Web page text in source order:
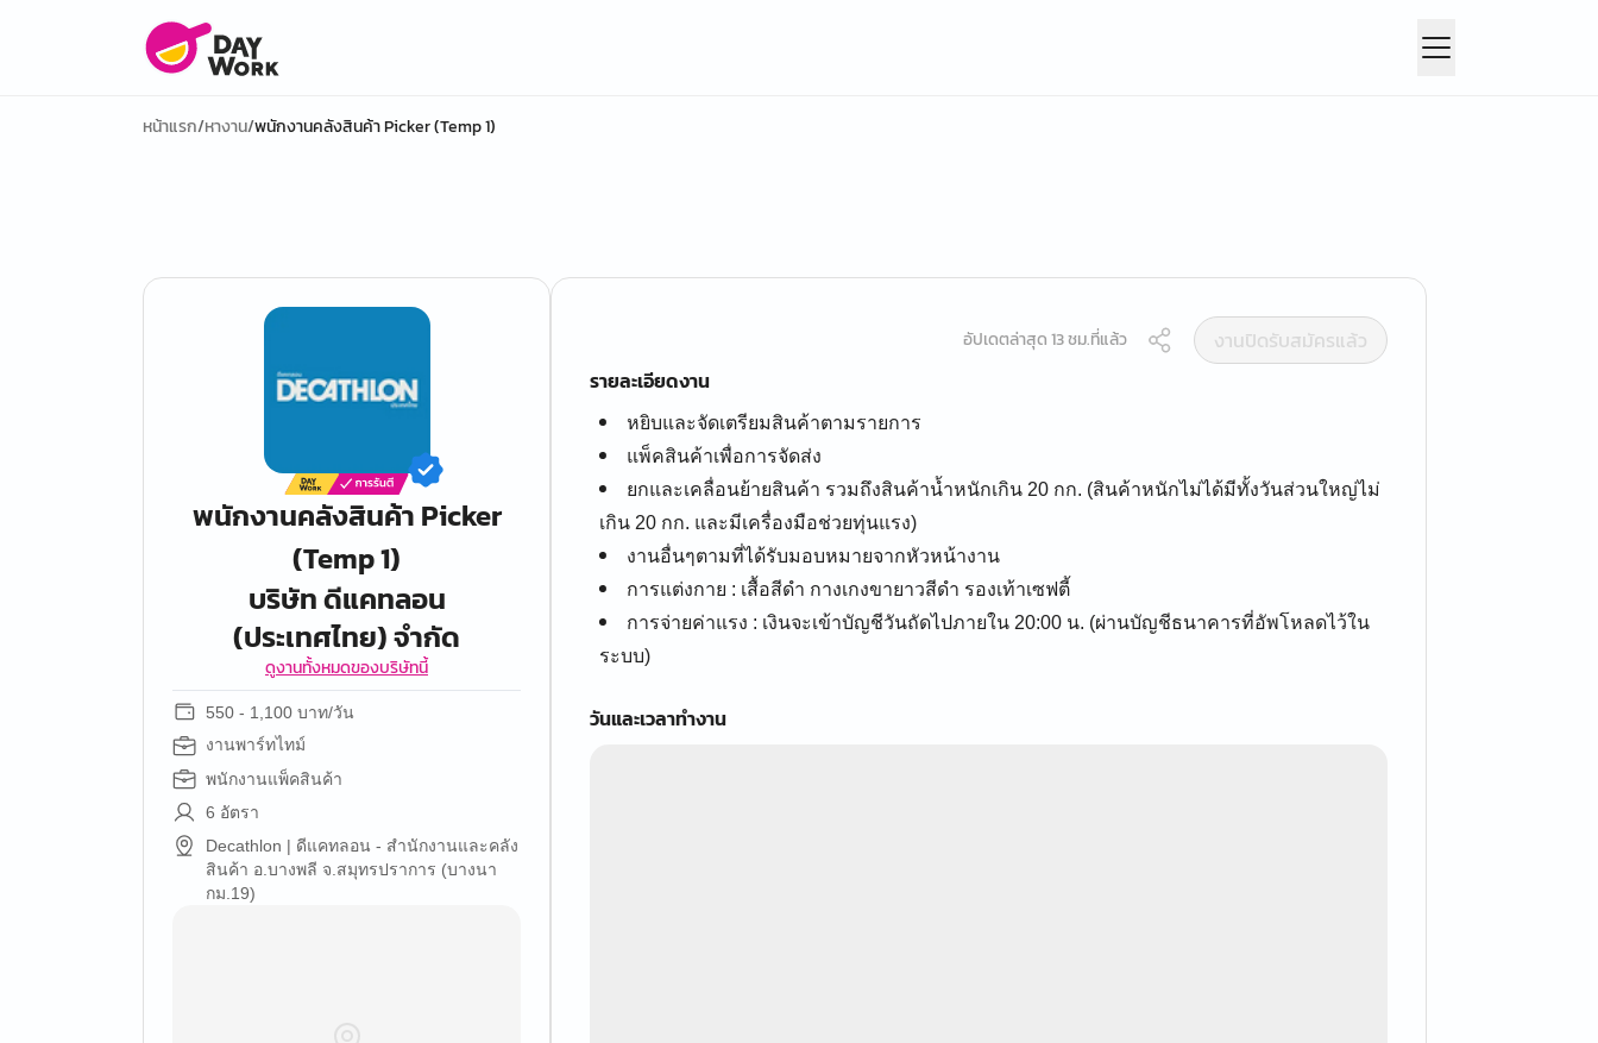
หน้าแรก/หางาน/พนักงานคลังสินค้า Picker (Temp 1)
พนักงานคลังสินค้า Picker
(Temp 1)
บริษัท ดีแคทลอน
(ประเทศไทย) จำกัด
ดูงานทั้งหมดของบริษัทนี้
550 - 1,100 บาท/วัน
งานพาร์ทไทม์
พนักงานแพ็คสินค้า
6 อัตรา
Decathlon | ดีแคทลอน - สำนักงานและคลัง
สินค้า อ.บางพลี จ.สมุทรปราการ (บางนา
กม.19)
อัปเดตล่าสุด 13 ชม.ที่แล้ว
งานปิดรับสมัครแล้ว
รายละเอียดงาน
หยิบและจัดเตรียมสินค้าตามรายการ
แพ็คสินค้าเพื่อการจัดส่ง
ยกและเคลื่อนย้ายสินค้า รวมถึงสินค้าน้ำหนักเกิน 20 กก. (สินค้าหนักไม่ได้มีทั้งวันส่วนใหญ่ไม่
เกิน 20 กก. และมีเครื่องมือช่วยทุ่นแรง)
งานอื่นๆตามที่ได้รับมอบหมายจากหัวหน้างาน
การแต่งกาย : เสื้อสีดำ กางเกงขายาวสีดำ รองเท้าเซฟตี้
การจ่ายค่าแรง : เงินจะเข้าบัญชีวันถัดไปภายใน 20:00 น. (ผ่านบัญชีธนาคารที่อัพโหลดไว้ใน
ระบบ)
วันและเวลาทำงาน